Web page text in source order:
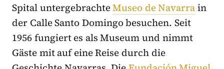
Spital untergebrachteMuseo de Navarrain
der Calle Santo Domingo besuchen. Seit
1956 fungiert es als Museum und nimmt
Gäste mit auf eine Reise durch die